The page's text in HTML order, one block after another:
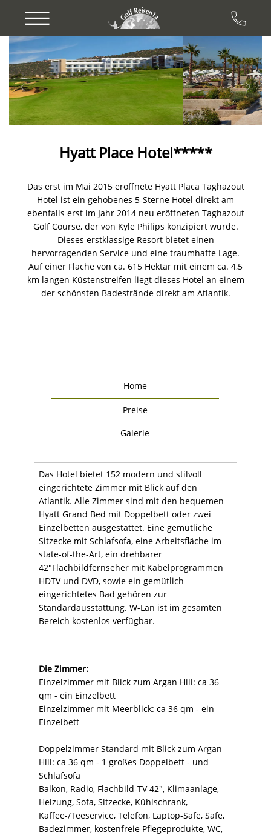
Previous Next
Hyatt Place Hotel*****
Das erst im Mai 2015 eröffnete Hyatt Placa Taghazout
Hotel ist ein gehobenes 5-Sterne Hotel direkt am
ebenfalls erst im Jahr 2014 neu eröffneten Taghazout
Golf Course, der von Kyle Philips konzipiert wurde.
Dieses erstklassige Resort bietet einen
hervorragenden Service und eine traumhafte Lage.
Auf einer Fläche von ca. 615 Hektar mit einem ca. 4,5
km langen Küstenstreifen liegt dieses Hotel an einem
der schönsten Badestrände direkt am Atlantik.
Home
Preise
Galerie
Das Hotel bietet 152 modern und stilvoll
eingerichtete Zimmer mit Blick auf den
Atlantik. Alle Zimmer sind mit den bequemen
Hyatt Grand Bed mit Doppelbett oder zwei
Einzelbetten ausgestattet. Eine gemütliche
Sitzecke mit Schlafsofa, eine Arbeitsfläche im
state-of-the-Art, ein drehbarer
42"Flachbildfernseher mit Kabelprogrammen
HDTV und DVD, sowie ein gemütlich
eingerichtetes Bad gehören zur
Standardausstattung. W-Lan ist im gesamten
Bereich kostenlos verfügbar.
Die Zimmer:
Einzelzimmer mit Blick zum Argan Hill: ca 36
qm - ein Einzelbett
Einzelzimmer mit Meerblick: ca 36 qm - ein
Einzelbett
Doppelzimmer Standard mit Blick zum Argan
Hill: ca 36 qm - 1 großes Doppelbett - und
Schlafsofa
Balkon, Radio, Flachbild-TV 42", Klimaanlage,
Heizung, Sofa, Sitzecke, Kühlschrank,
Kaffee-/Teeservice, Telefon, Laptop-Safe, Safe,
Badezimmer, kostenfreie Pflegeprodukte, WC,